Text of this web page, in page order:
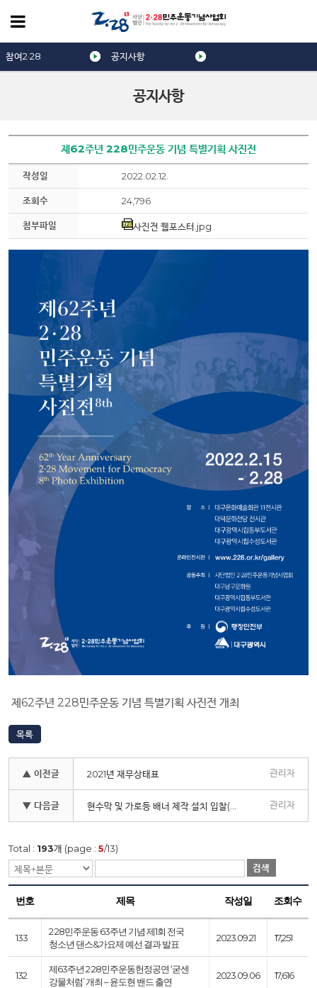
공지사항
참여2·28 공지사항
제62주년 228민주운동 기념 특별기획 사진전
작성일 2022.02.12.
조회수 24,796
첨부파일 사진전 웹포스터.jpg
제62주년 228민주운동 기념 특별기획 사진전 개최
목록
▲ 이전글 2021년 재무상태표 관리자
▼ 다음글 관리자
Total : 193개 (page : 5/13)
검색
번호 제목 작성일 조회수
133
2·28민주운동 63주년 기념 제1회 전국
청소년 댄스&가요제 예선 결과 발표
2023.09.21 17,251
132
제63주년 2·28민주운동헌정공연 ‘굳센
강물처럼’ 개최 – 윤도현 밴드 출연
2023.09.06 17,616